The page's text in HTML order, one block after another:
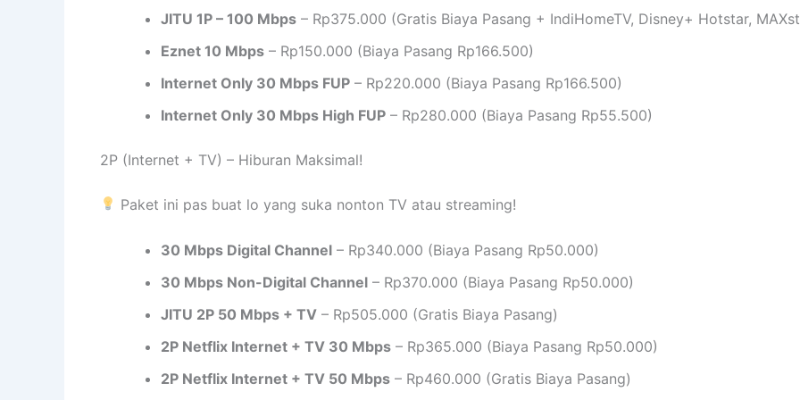
JITU 1P – 100 Mbps – Rp375.000 (Gratis Biaya Pasang + IndiHomeTV, Disney+ Hotstar,
Eznet 10 Mbps – Rp150.000 (Biaya Pasang Rp166.500)
Internet Only 30 Mbps FUP – Rp220.000 (Biaya Pasang Rp166.500)
Internet Only 30 Mbps High FUP – Rp280.000 (Biaya Pasang Rp55.500)
2P (Internet + TV) – Hiburan Maksimal!
Paket ini pas buat lo yang suka nonton TV atau streaming!
30 Mbps Digital Channel – Rp340.000 (Biaya Pasang Rp50.000)
30 Mbps Non-Digital Channel – Rp370.000 (Biaya Pasang Rp50.000)
JITU 2P 50 Mbps + TV – Rp505.000 (Gratis Biaya Pasang)
2P Netflix Internet + TV 30 Mbps – Rp365.000 (Biaya Pasang Rp50.000)
2P Netflix Internet + TV 50 Mbps – Rp460.000 (Gratis Biaya Pasang)